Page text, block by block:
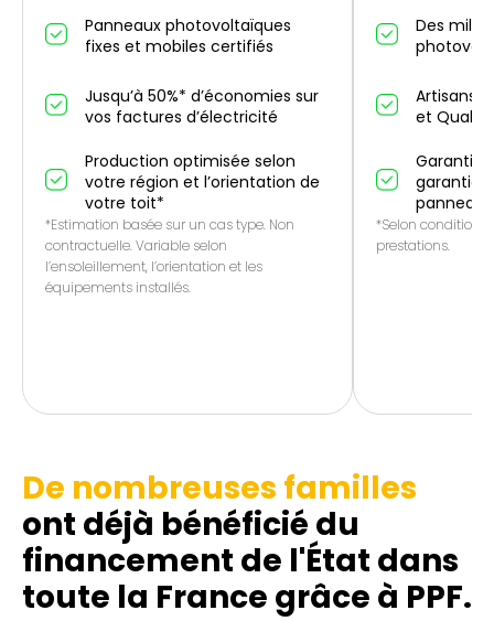
Panneaux photovoltaïques
fixes et mobiles certifiés
Jusqu’à 50%* d’économies sur
vos factures d’électricité
Production optimisée selon
votre région et l’orientation de
votre toit*
*Estimation basée sur un cas type. Non
contractuelle. Variable selon
l’ensoleillement, l’orientation et les
équipements installés.
Des
Artisans
et QualiPV
Garantie
garantie
panneaux
*Selon conditions
prestations.
De nombreuses familles
ont déjà bénéficié du
financement de l'État dans
toute la France grâce à PPF.